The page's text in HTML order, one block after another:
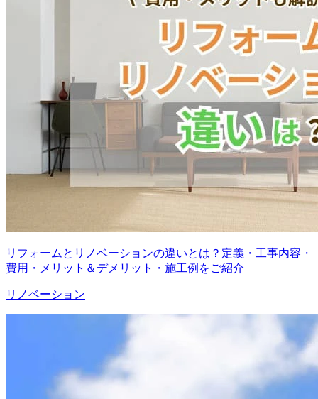
リフォームとリノベーションの違いとは？定義・工事内容・
費用・メリット＆デメリット・施工例をご紹介
リノベーション